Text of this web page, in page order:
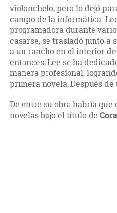
violonchelo, pero lo dejó
campo de la informática.
programadora durante
casarse, se trasladó junto a
a un rancho en el interior
entonces, Lee se ha
manera profesional,
primera novela, Después de
De entre su obra habría que
novelas bajo el título de